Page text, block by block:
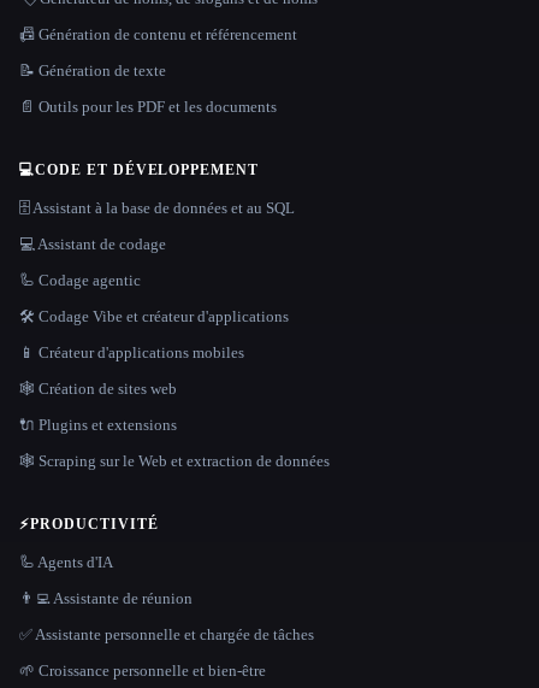
📠 Génération de contenu et référencement
📝 Génération de texte
📄 Outils pour les PDF et les documents
💻CODE ET DÉVELOPPEMENT
🗄️ Assistant à la base de données et au SQL
💻 Assistant de codage
🦾 Codage agentic
🛠️ Codage Vibe et créateur d'applications
📱 Créateur d'applications mobiles
🕸 Création de sites web
🔌 Plugins et extensions
🕸️ Scraping sur le Web et extraction de données
⚡PRODUCTIVITÉ
🦾 Agents d'IA
👨‍💻 Assistante de réunion
✅ Assistante personnelle et chargée de tâches
🌱 Croissance personnelle et bien-être